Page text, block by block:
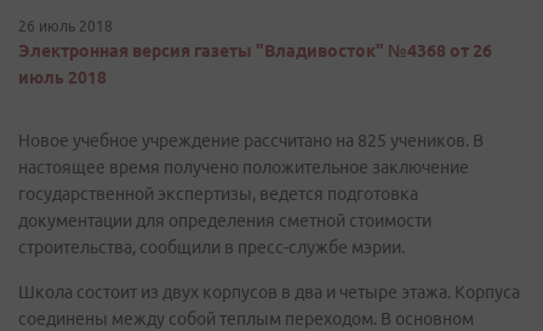
26 июль 2018
Электронная версия газеты "Владивосток" №4368 от 26
июль 2018
Новое учебное учреждение рассчитано на 825 учеников. В
настоящее время получено положительное заключение
государственной экспертизы, ведется подготовка
документации для определения сметной стоимости
строительства, сообщили в пресс-службе мэрии.
Школа состоит из двух корпусов в два и четыре этажа. Корпуса
соединены между собой теплым переходом. В основном